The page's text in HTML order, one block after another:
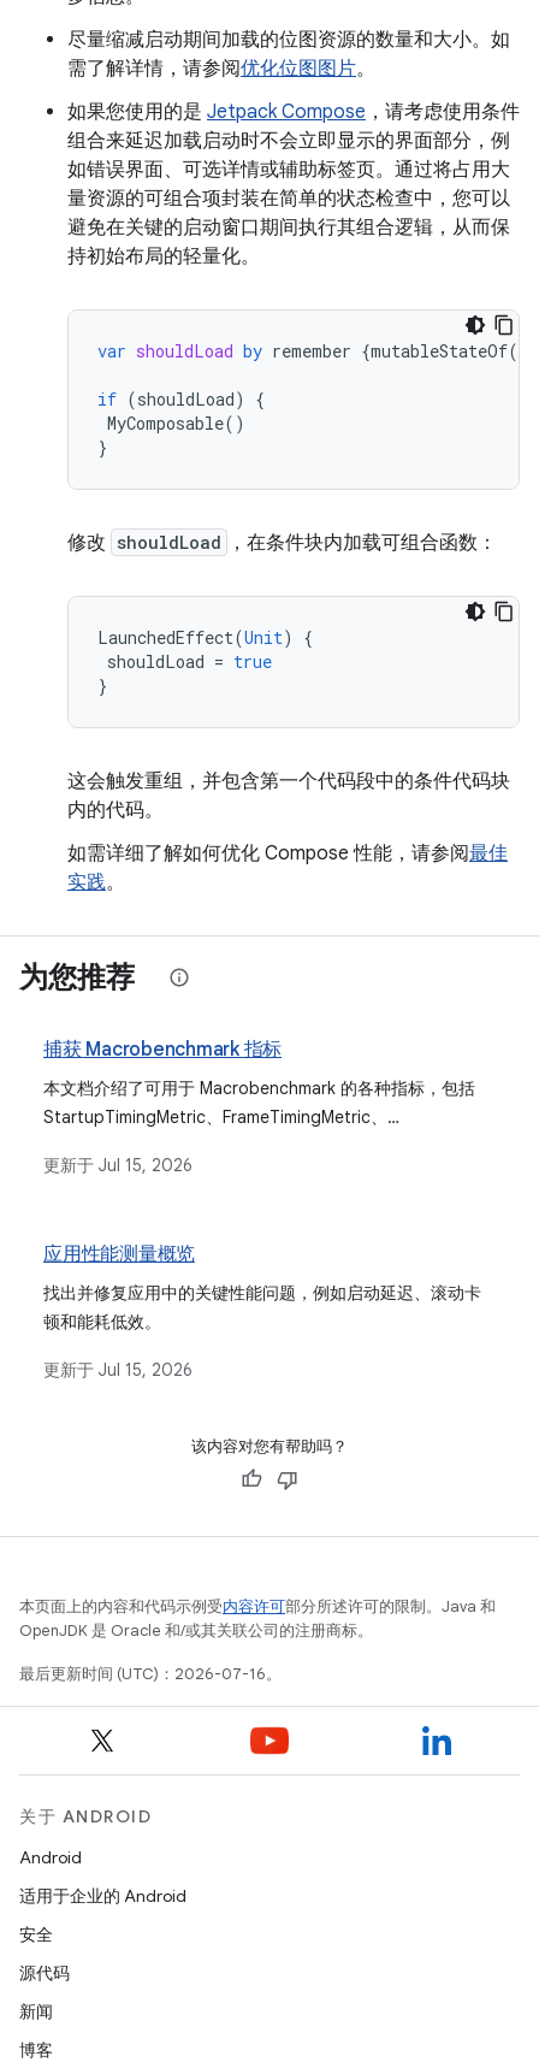
尽量缩减启动期间加载的位图资源的数量和大小。如
需了解详情，请参阅优化位图图片。
如果您使用的是 Jetpack Compose ，请考虑使用条件
组合来延迟加载启动时不会立即显示的界面部分，例
如错误界面、可选详情或辅助标签页。通过将占用大
量资源的可组合项封装在简单的状态检查中，您可以
避免在关键的启动窗口期间执行其组合逻辑，从而保
持初始布局的轻量化。
var shouldLoad by remember {mutableStateOf(
if (shouldLoad)
{
MyComposable()
}
修改 shouldLoad ，在条件块内加载可组合函数：
LaunchedEffect(Unit)
{
shouldLoad = true
}
这会触发重组，并包含第一个代码段中的条件代码块
内的代码。
如需详细了解如何优化 Compose 性能，请参阅最佳
实践。
为您推荐
捕获 Macrobenchmark 指标
本文档介绍了可用于 Macrobenchmark 的各种指标，包括
StartupTimingMetric、FrameTimingMetric、
衡量内容以及如何解读其结果。
更新于 Jul 15, 2026
应用性能测量概览
找出并修复应用中的关键性能问题，例如启动延迟、滚动卡
顿和能耗低效。
更新于 Jul 15, 2026
该内容对您有帮助吗？
本页面上的内容和代码示例受内容许可部分所述许可的限制。Java 和
OpenJDK 是 Oracle 和/或其关联公司的注册商标。
最后更新时间 (UTC)：2026-07-16。
关于 ANDROID
Android
适用于企业的 Android
安全
源代码
新闻
博客